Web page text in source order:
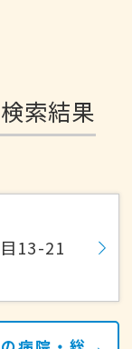
索結果
13-21